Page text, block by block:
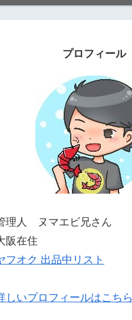
プロフィール
理人 ヌマエビ兄さん
阪在住
フオク 出品中リスト
しいプロフィールはこちら